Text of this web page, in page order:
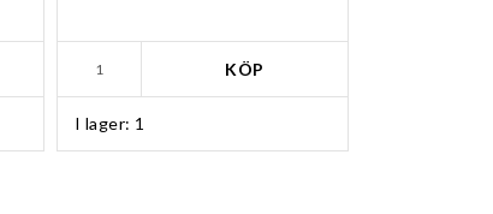
I lager: 1
KÖP